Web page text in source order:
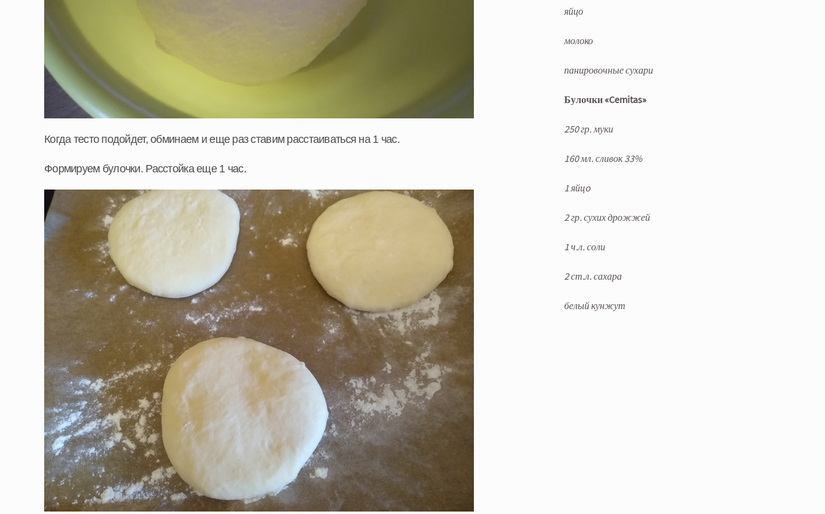
яйцо
молоко
панировочные сухари
Булочки «Cemitas»
250 гр. муки
160 мл. сливок 33%
1 яйцo
2 гр. сухих дрожжей
1 ч.л. соли
2 ст.л. сахара
белый кунжут
Когда тесто подойдет, обминаем и еще раз ставим расстаиваться на 1 час.
Формируем булочки. Расстойка еще 1 час.